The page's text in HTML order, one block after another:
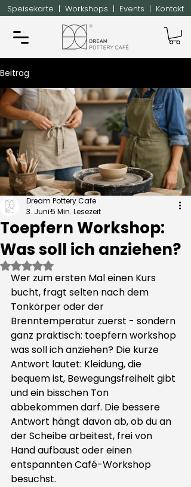
Speisekarte | Workshops | Events | Kontakt
Beitrag
Toepfern Workshop:
Was soll ich anziehen?
Dream Pottery Cafe
3. Juni5 Min. Lesezeit
Mit NaN von 5 Sternen bewertet.
Wer zum ersten Mal einen Kurs
bucht, fragt selten nach dem
Tonkörper oder der
Brenntemperatur zuerst - sondern
ganz praktisch: toepfern workshop
was soll ich anziehen? Die kurze
Antwort lautet: Kleidung, die
bequem ist, Bewegungsfreiheit gibt
und ein bisschen Ton
abbekommen darf. Die bessere
Antwort hängt davon ab, ob du an
der Scheibe arbeitest, frei von
Hand aufbaust oder einen
entspannten Café-Workshop
besuchst.